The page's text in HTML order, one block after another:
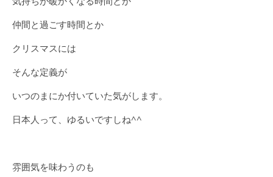
仲間と過ごす時間とか
クリスマスには
そんな定義が
いつのまにか付いていた気がします。
日本人って、ゆるいですしね^^
雰囲気を味わうのも